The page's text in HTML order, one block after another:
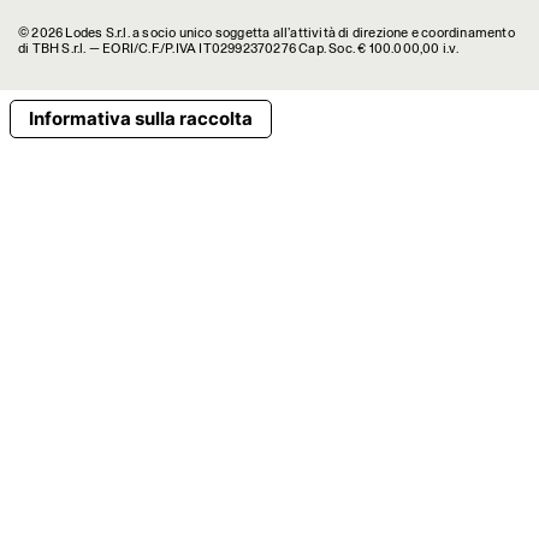
© 2026 Lodes S.r.l. a socio unico soggetta all’attività di direzione e coordinamento
di TBH S.r.l. — EORI/C.F./P.IVA IT02992370276 Cap. Soc. € 100.000,00 i.v.
Informativa sulla raccolta